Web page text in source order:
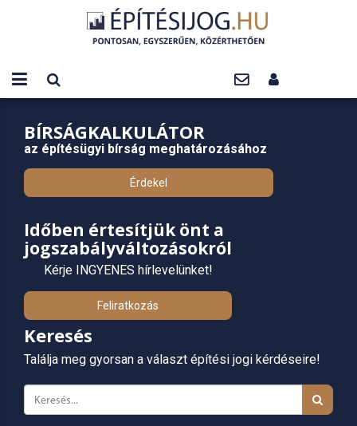
BÍRSÁGKALKULÁTOR
az építésügyi bírság meghatározásához
Érdekel
Időben értesítjük önt a
jogszabályváltozásokról
Kérje INGYENES hírlevelünket!
Feliratkozás
Keresés
Találja meg gyorsan a választ építési jogi kérdéseire!